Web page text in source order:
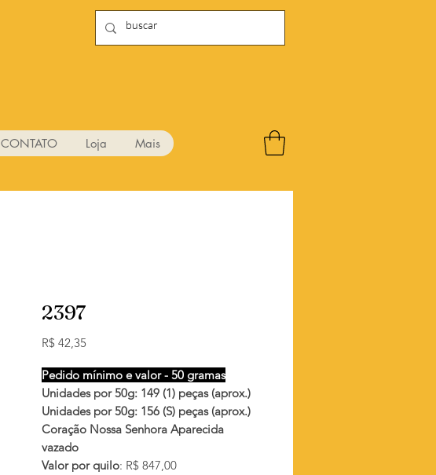
CONTATO Loja Mais
2397
R$ 42,35Preço
Pedido mínimo e valor - 50 gramas
Unidades por 50g: 149 (1) peças (aprox.)
Unidades por 50g: 156 (S) peças (aprox.)
Coração Nossa Senhora Aparecida
vazado
Valor por quilo: R$ 847,00